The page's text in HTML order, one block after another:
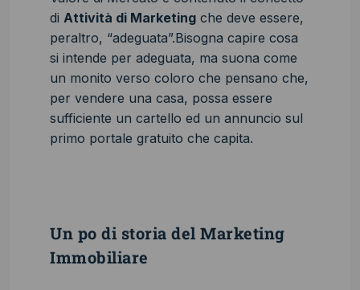
di Attività di Marketing che deve essere,
peraltro, “adeguata”.Bisogna capire cosa
si intende per adeguata, ma suona come
un monito verso coloro che pensano che,
per vendere una casa, possa essere
sufficiente un cartello ed un annuncio sul
primo portale gratuito che capita.
Un po di storia del Marketing
Immobiliare